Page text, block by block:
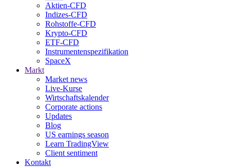
Aktien-CFD
Indizes-CFD
Rohstoffe-CFD
Krypto-CFD
ETF-CFD
Instrumentenspezifikation
SpaceX
Markt
Market news
Live-Kurse
Wirtschaftskalender
Corporate actions
Updates
Blog
US earnings season
Learn TradingView
Client sentiment
Kontakt